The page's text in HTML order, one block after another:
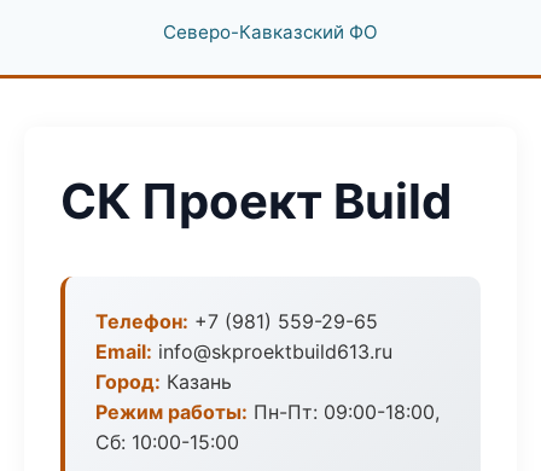
Северо-Кавказский ФО
СК Проект Build
Телефон: +7 (981) 559-29-65
Email: info@skproektbuild613.ru
Город: Казань
Режим работы: Пн-Пт: 09:00-18:00,
Сб: 10:00-15:00